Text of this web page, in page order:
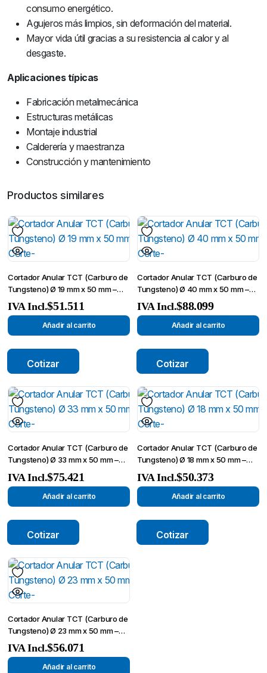
consumo energético.
Agujeros más limpios, sin deformación del material.
Mayor vida útil gracias a su resistencia al calor y al
desgaste.
Aplicaciones típicas
Fabricación metalmecánica
Estructuras metálicas
Montaje industrial
Calderería y maestranza
Construcción y mantenimiento
Productos similares
Cortador Anular TCT (Carburo de
Tungsteno) Ø 19 mm x 50 mm –
Broca de Corte-
$51.511
IVA Incl.
Añadir al carrito
Cotizar
Cortador Anular TCT (Carburo de
Tungsteno) Ø 40 mm x 50 mm –
Broca de Corte-
$88.099
IVA Incl.
Añadir al carrito
Cotizar
Cortador Anular TCT (Carburo de
Tungsteno) Ø 33 mm x 50 mm –
Broca de Corte-
$75.421
IVA Incl.
Añadir al carrito
Cotizar
Cortador Anular TCT (Carburo de
Tungsteno) Ø 18 mm x 50 mm –
Broca de Corte-
$50.373
IVA Incl.
Añadir al carrito
Cotizar
Cortador Anular TCT (Carburo de
Tungsteno) Ø 23 mm x 50 mm –
Broca de Corte-
$56.071
IVA Incl.
Añadir al carrito